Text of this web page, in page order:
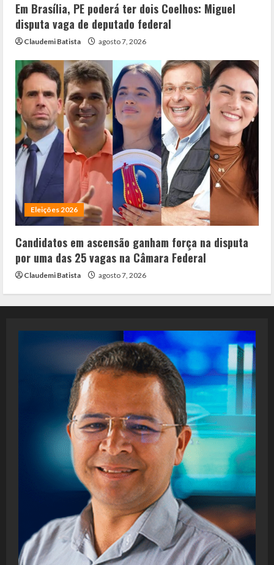
Em Brasília, PE poderá ter dois Coelhos: Miguel
disputa vaga de deputado federal
Claudemi Batista agosto 7, 2026
Eleições 2026
Candidatos em ascensão ganham força na disputa
por uma das 25 vagas na Câmara Federal
Claudemi Batista agosto 7, 2026